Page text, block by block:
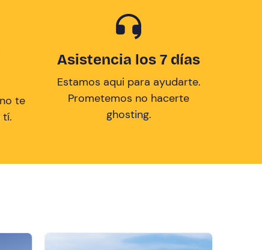
te
tí.
Asistencia los 7 días
Estamos aqui para ayudarte.
Prometemos no hacerte
ghosting.